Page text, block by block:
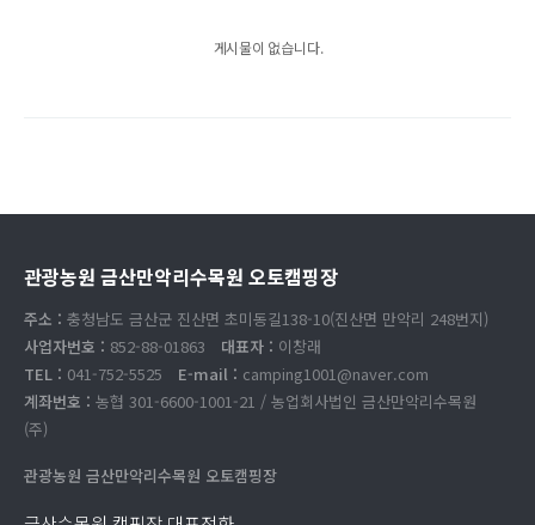
게시물이 없습니다.
관광농원 금산만악리수목원 오토캠핑장
주소 : 충청남도 금산군 진산면 초미동길138-10(진산면 만악리 248번지)
사업자번호 : 852-88-01863 대표자 : 이창래
TEL : 041-752-5525 E-mail : camping1001@naver.com
계좌번호 : 농협 301-6600-1001-21 / 농업회사법인 금산만악리수목원
(주)
관광농원 금산만악리수목원 오토캠핑장